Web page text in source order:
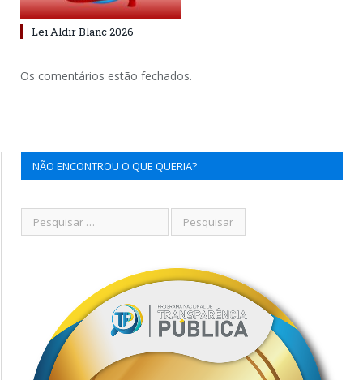
Lei Aldir Blanc 2026
Os comentários estão fechados.
NÃO ENCONTROU O QUE QUERIA?